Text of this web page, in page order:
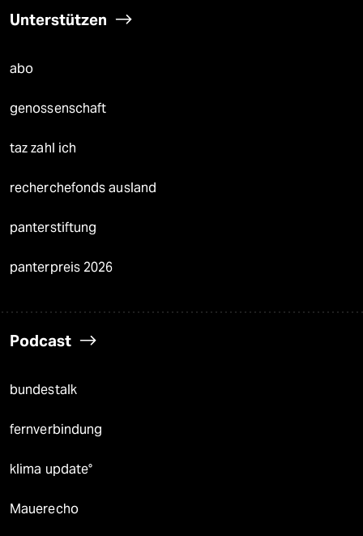
Unterstützen
abo
genossenschaft
taz zahl ich
recherchefonds ausland
panterstiftung
panterpreis 2026
Podcast
bundestalk
fernverbindung
klima update°
Mauerecho